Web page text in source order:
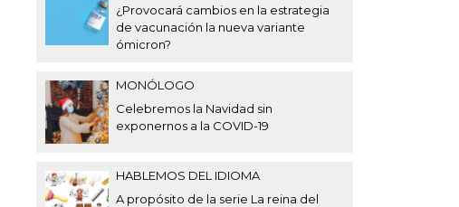
¿Provocará cambios en la estrategia
de vacunación la nueva variante
ómicron?
MONÓLOGO
Celebremos la Navidad sin
exponernos a la COVID-19
HABLEMOS DEL IDIOMA
A propósito de la serie La reina del